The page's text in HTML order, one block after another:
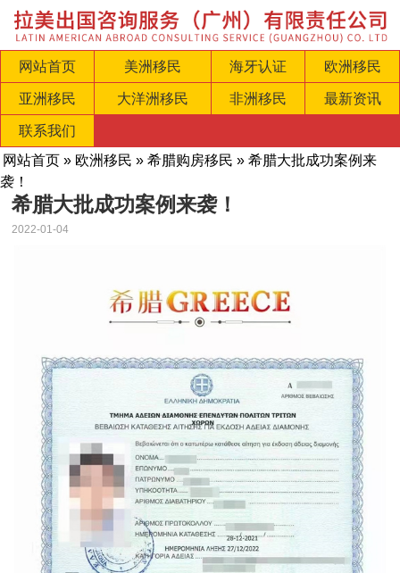
网站首页 美洲移民 海牙认证 欧洲移民
亚洲移民 大洋洲移民 非洲移民 最新资讯
联系我们
网站首页 » 欧洲移民 » 希腊购房移民 » 希腊大批成功案例来
袭！
希腊大批成功案例来袭！
2022-01-04